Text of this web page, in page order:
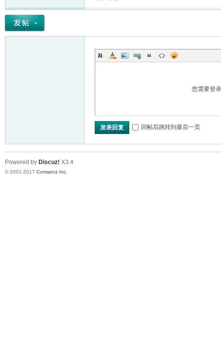
您需要登
发表回复 回帖后跳转到最后一页
Powered by Discuz! X3.4
© 2001-2017 Comsenz Inc.